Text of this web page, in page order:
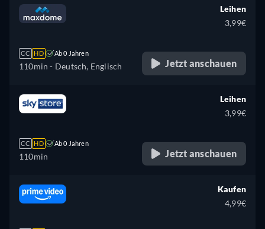
CC HD Ab 0 Jahren
110min - Deutsch, Englisch
Leihen
3,99€
Jetzt anschauen
CC HD Ab 0 Jahren
110min
Leihen
3,99€
Jetzt anschauen
Kaufen
4,99€